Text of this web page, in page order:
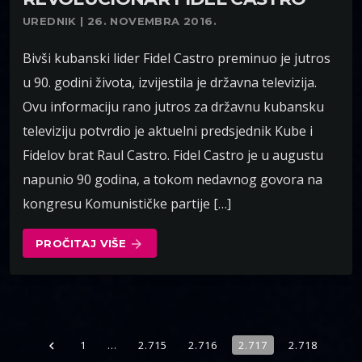
UREDNIK | 26. NOVEMBRA 2016.
Bivši kubanski lider Fidel Castro preminuo je jutros
u 90. godini života, izvijestila je državna televizija.
Ovu informaciju rano jutros za državnu kubansku
televiziju potvrdio je aktuelni predsjednik Kube i
Fidelov brat Raul Castro. Fidel Castro je u augustu
napunio 90 godina, a tokom nedavnog govora na
kongresu Komunističke partije […]
PROČITAJ VIŠE arrow_forward
navigate_before 1 … 2.715 2.716 2.717
2.718